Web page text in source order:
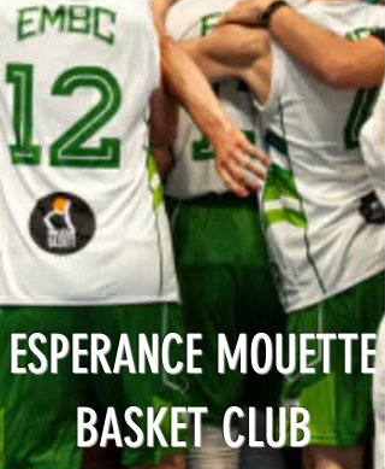
ESPERANCE MOUETTE
BASKET CLUB